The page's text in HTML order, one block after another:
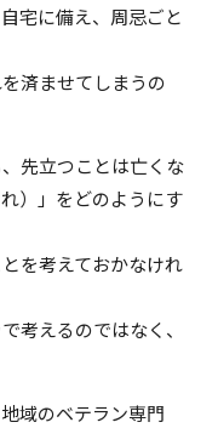
宅に備え、周忌ごと
済ませてしまうの
先立つことは亡くな
）」をどのようにす
を考えておかなけれ
考えるのではなく、
域のベテラン専門